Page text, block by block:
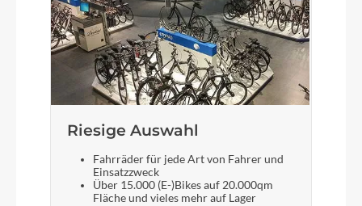
Riesige Auswahl
Fahrräder für jede Art von Fahrer und
Einsatzzweck
Über 15.000 (E-)Bikes auf 20.000qm
Fläche und vieles mehr auf Lager